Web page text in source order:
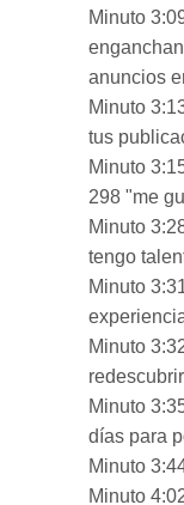
Minuto
anuncios
Minuto
tus
Minuto
298 "me
Minuto
tengo
Minuto
Minuto
Minuto
días para
Minuto
Minuto